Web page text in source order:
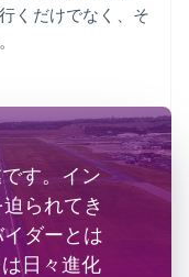
くだけでなく、そ
す。イン
られてき
ダーとは
日々進化